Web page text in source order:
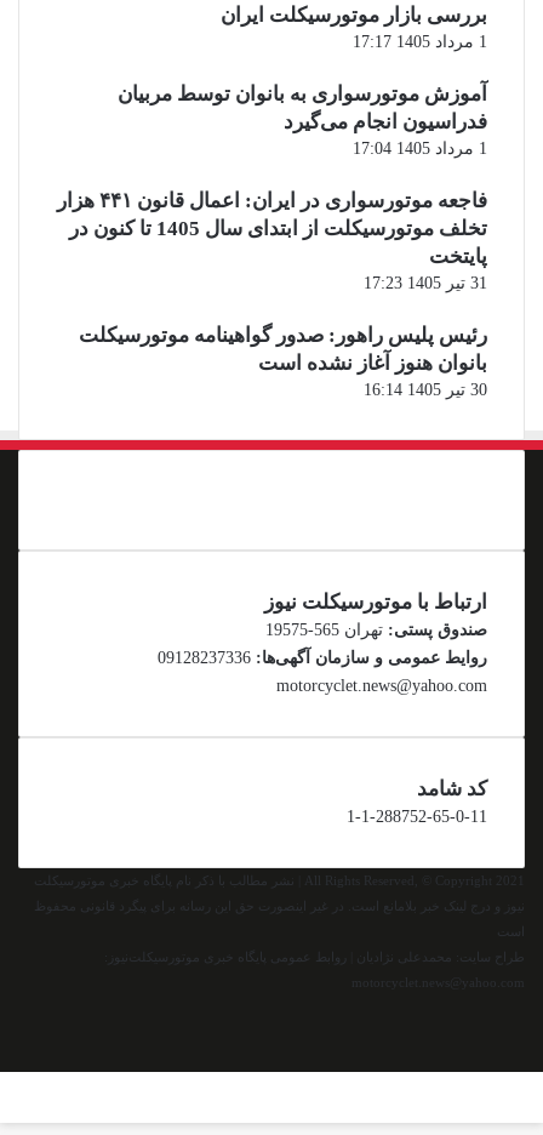
بررسی بازار موتورسیکلت ایران
1 مرداد 1405 17:17
آموزش موتورسواری به بانوان توسط مربیان
فدراسیون انجام می‌گیرد
1 مرداد 1405 17:04
فاجعه موتورسواری در ایران: اعمال قانون ۴۴۱ هزار
تخلف موتورسیکلت از ابتدای سال 1405 تا کنون در
پایتخت
31 تیر 1405 17:23
رئیس پلیس راهور: صدور گواهینامه موتورسیکلت
بانوان هنوز آغاز نشده است
30 تیر 1405 16:14
ارتباط با موتورسیکلت نیوز
صندوق پستی: تهران 565-19575
روایط عمومی و سازمان آگهی‌ها:
motorcyclet.news@yahoo.com
کد شامد
1-1-288752-65-0-11
All Rights Reserved, © Copyright 2021 | نشر مطالب با ذکر نام پایگاه خبری موتورسیکلت
نیوز و درج لینک خبر بلامانع است. در غیر اینصورت حق این رسانه برای پیگرد قانونی محفوظ
است
طراح سایت: محمدعلی نژادیان | روابط عمومی پایگاه خبری موتورسیکلت‌نیوز:
motorcyclet.news@yahoo.com